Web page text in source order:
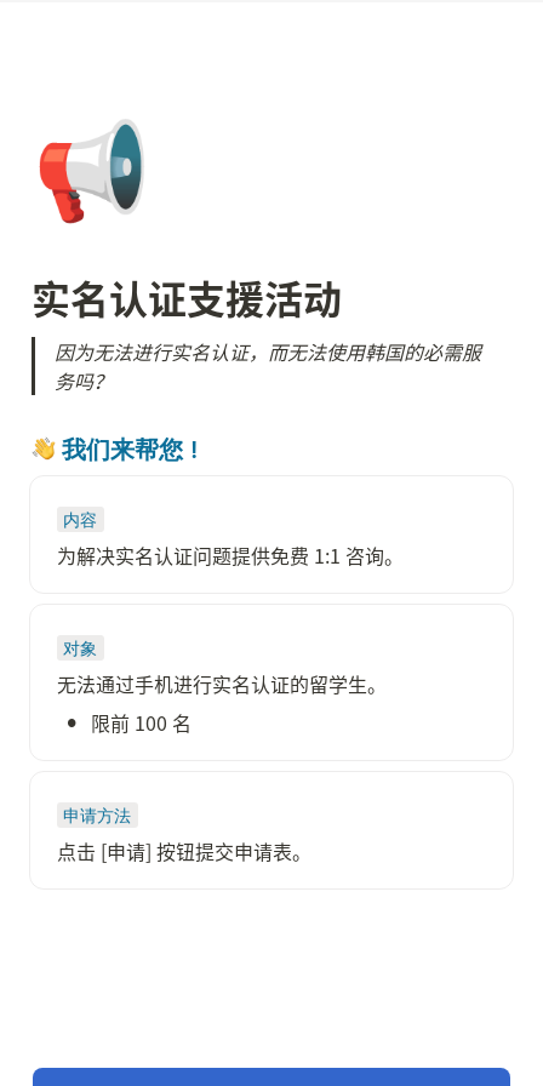
📢
实名认证支援活动
因为无法进行实名认证，而无法使用韩国的必需服
务吗？
我们来帮您！
内容
为解决实名认证问题提供免费 1:1 咨询。
对象
无法通过手机进行实名认证的留学生。
• 限前 100 名
申请方法
点击 [申请] 按钮提交申请表。